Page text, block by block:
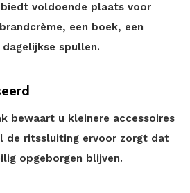
voldoende plaats voor
een boek, een
spullen.
bewaart u kleinere accessoires
de ritssluiting ervoor zorgt dat
opgeborgen blijven.